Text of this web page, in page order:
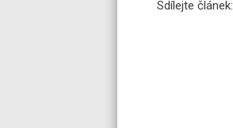
Sdílejte článek: